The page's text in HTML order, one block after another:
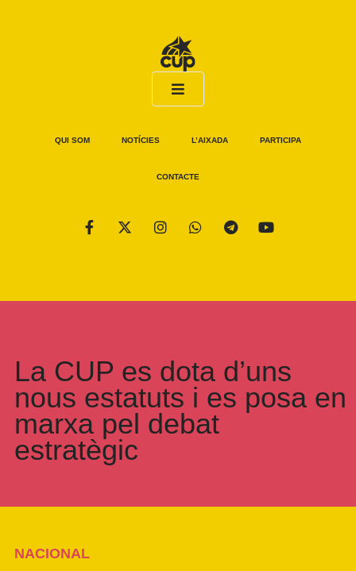
QUI SOM NOTÍCIES L’AIXADA PARTICIPA
CONTACTE
La CUP es dota d’uns
nous estatuts i es posa en
marxa pel debat
estratègic
NACIONAL